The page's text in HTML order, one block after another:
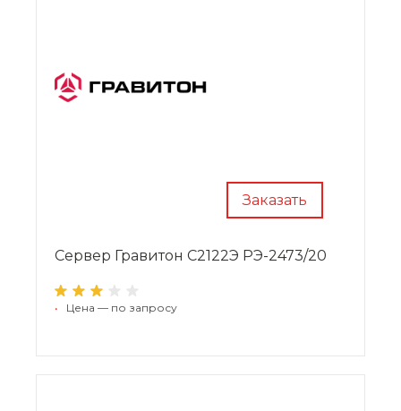
Заказать
Сервер Гравитон С2122Э РЭ-2473/20
• Цена — по запросу